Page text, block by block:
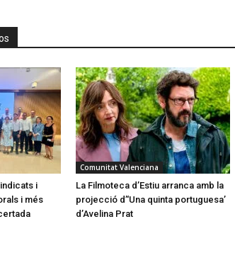
i
i més
Comunitat Valenciana
La Filmoteca d’Estiu arranca amb la
projecció d’‘Una quinta portuguesa’
d’Avelina Prat